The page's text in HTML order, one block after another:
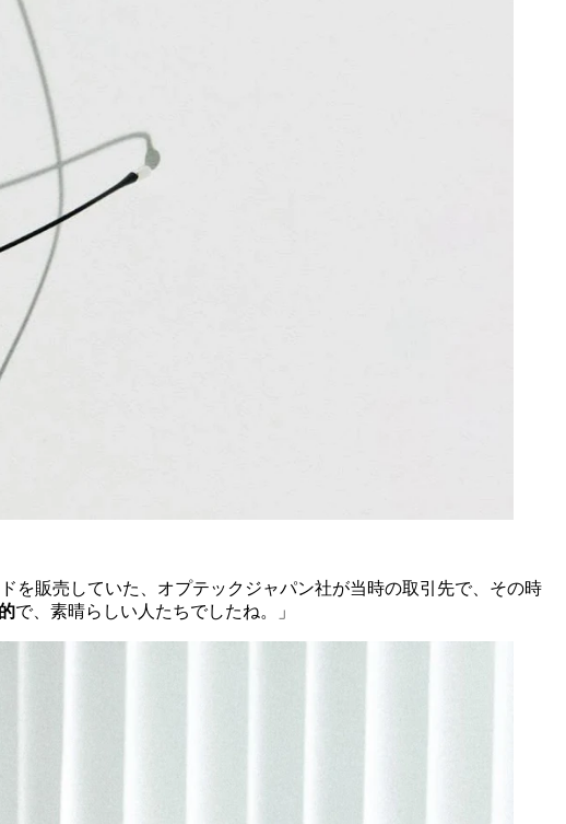
を販売していた、オプテックジャパン社が当時の取引先で、その時
で、素晴らしい人たちでしたね。」